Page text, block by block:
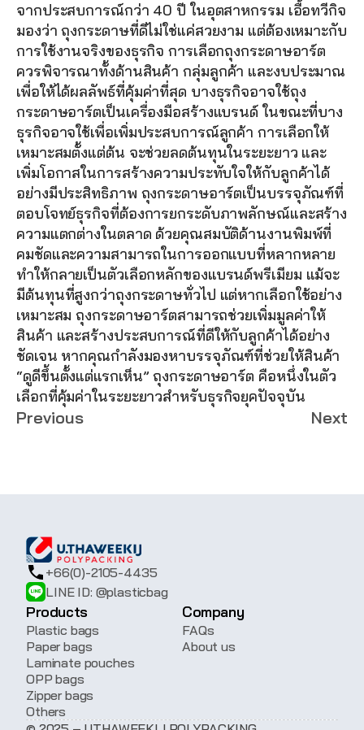
จากประสบการณ์กว่า 40 ปี ในอุตสาหกรรม เอื้อทวีกิจ
มองว่า ถุงกระดาษที่ดีไม่ใช่แค่สวยงาม แต่ต้องเหมาะกับ
การใช้งานจริงของธุรกิจ การเลือกถุงกระดาษอาร์ต
ควรพิจารณาทั้งด้านสินค้า กลุ่มลูกค้า และงบประมาณ
เพื่อให้ได้ผลลัพธ์ที่คุ้มค่าที่สุด บางธุรกิจอาจใช้ถุง
กระดาษอาร์ตเป็นเครื่องมือสร้างแบรนด์ ในขณะที่บาง
ธุรกิจอาจใช้เพื่อเพิ่มประสบการณ์ลูกค้า การเลือกให้
เหมาะสมตั้งแต่ต้น จะช่วยลดต้นทุนในระยะยาว และ
เพิ่มโอกาสในการสร้างความประทับใจให้กับลูกค้าได้
อย่างมีประสิทธิภาพ ถุงกระดาษอาร์ตเป็นบรรจุภัณฑ์ที่
ตอบโจทย์ธุรกิจที่ต้องการยกระดับภาพลักษณ์และสร้าง
ความแตกต่างในตลาด ด้วยคุณสมบัติด้านงานพิมพ์ที่
คมชัดและความสามารถในการออกแบบที่หลากหลาย
ทำให้กลายเป็นตัวเลือกหลักของแบรนด์พรีเมียม แม้จะ
มีต้นทุนที่สูงกว่าถุงกระดาษทั่วไป แต่หากเลือกใช้อย่าง
เหมาะสม ถุงกระดาษอาร์ตสามารถช่วยเพิ่มมูลค่าให้
สินค้า และสร้างประสบการณ์ที่ดีให้กับลูกค้าได้อย่าง
ชัดเจน หากคุณกำลังมองหาบรรจุภัณฑ์ที่ช่วยให้สินค้า
“ดูดีขึ้นตั้งแต่แรกเห็น” ถุงกระดาษอาร์ต คือหนึ่งในตัว
เลือกที่คุ้มค่าในระยะยาวสำหรับธุรกิจยุคปัจจุบัน
Previous Next
+66(0)-2105-4435
LINE ID: @plasticbag
Products
Plastic bags
Paper bags
Laminate pouches
OPP bags
Zipper bags
Others
Company
FAQs
About us